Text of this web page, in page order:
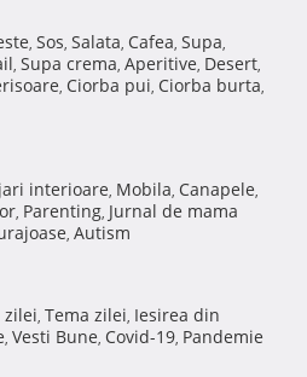
, Sos, Salata, Cafea, Supa,
, Supa crema, Aperitive, Desert,
, Ciorba pui, Ciorba burta,
interioare, Mobila, Canapele,
, Parenting, Jurnal de mama
, Autism
zilei, Tema zilei, Iesirea din
, Vesti Bune, Covid-19, Pandemie